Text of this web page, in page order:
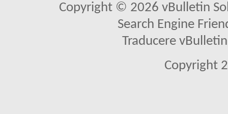
Copyright © 2026 vBulletin
Search Engine
Traducere
Copyright